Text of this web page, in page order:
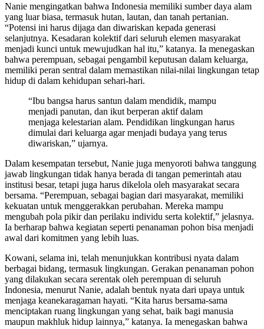
Nanie mengingatkan bahwa Indonesia memiliki sumber daya alam
yang luar biasa, termasuk hutan, lautan, dan tanah pertanian.
“Potensi ini harus dijaga dan diwariskan kepada generasi
selanjutnya. Kesadaran kolektif dari seluruh elemen masyarakat
menjadi kunci untuk mewujudkan hal itu,” katanya. Ia menegaskan
bahwa perempuan, sebagai pengambil keputusan dalam keluarga,
memiliki peran sentral dalam memastikan nilai-nilai lingkungan tetap
hidup di dalam kehidupan sehari-hari.
“Ibu bangsa harus santun dalam mendidik, mampu
menjadi panutan, dan ikut berperan aktif dalam
menjaga kelestarian alam. Pendidikan lingkungan harus
dimulai dari keluarga agar menjadi budaya yang terus
diwariskan,” ujarnya.
Dalam kesempatan tersebut, Nanie juga menyoroti bahwa tanggung
jawab lingkungan tidak hanya berada di tangan pemerintah atau
institusi besar, tetapi juga harus dikelola oleh masyarakat secara
bersama. “Perempuan, sebagai bagian dari masyarakat, memiliki
kekuatan untuk menggerakkan perubahan. Mereka mampu
mengubah pola pikir dan perilaku individu serta kolektif,” jelasnya.
Ia berharap bahwa kegiatan seperti penanaman pohon bisa menjadi
awal dari komitmen yang lebih luas.
Kowani, selama ini, telah menunjukkan kontribusi nyata dalam
berbagai bidang, termasuk lingkungan. Gerakan penanaman pohon
yang dilakukan secara serentak oleh perempuan di seluruh
Indonesia, menurut Nanie, adalah bentuk nyata dari upaya untuk
menjaga keanekaragaman hayati. “Kita harus bersama-sama
menciptakan ruang lingkungan yang sehat, baik bagi manusia
maupun makhluk hidup lainnya,” katanya. Ia menegaskan bahwa